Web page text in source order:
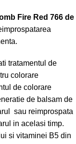
Fire Red 766 de
tratamentul de
colorare
de colorare
de balsam de
sau reimprospata
in acelasi timp.
si vitaminei B5 din